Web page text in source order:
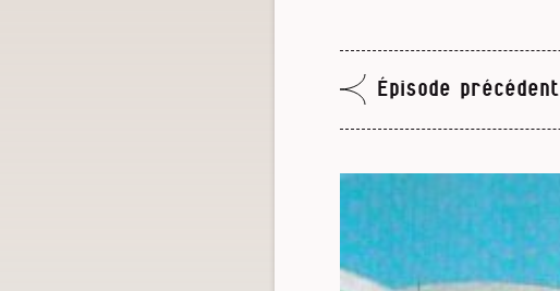
Épisode précédent